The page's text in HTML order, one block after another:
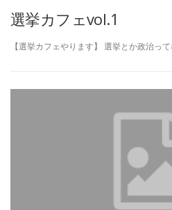
選挙カフェvol.1
【選挙カフェやります】 選挙とか政治っ